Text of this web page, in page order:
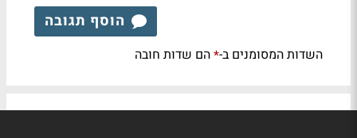
הוסף תגובה
השדות המסומנים ב-*הם שדות חובה